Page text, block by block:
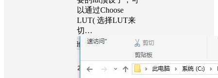
以通过Choose
LUT( 选择LUT来
切…